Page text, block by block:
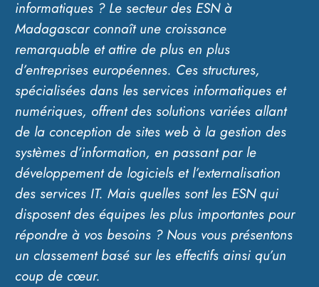
informatiques ? Le secteur des ESN à
Madagascar connaît une croissance
remarquable et attire de plus en plus
d’entreprises européennes. Ces structures,
spécialisées dans les services informatiques et
numériques, offrent des solutions variées allant
de la conception de sites web à la gestion des
systèmes d’information, en passant par le
développement de logiciels et l’externalisation
des services IT. Mais quelles sont les ESN qui
disposent des équipes les plus importantes pour
répondre à vos besoins ? Nous vous présentons
un classement basé sur les effectifs ainsi qu’un
coup de cœur.